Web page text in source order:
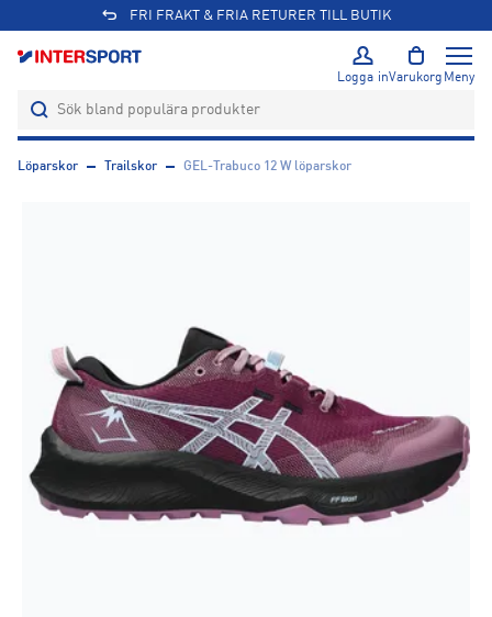
FRI FRAKT & FRIA RETURER TILL BUTIK
Logga inVarukorg Meny
Löparskor Trailskor GEL-Trabuco 12 W löparskor